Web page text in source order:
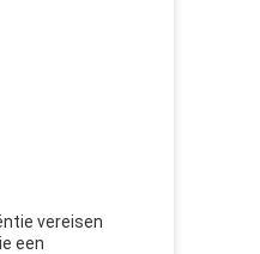
vereisen
een